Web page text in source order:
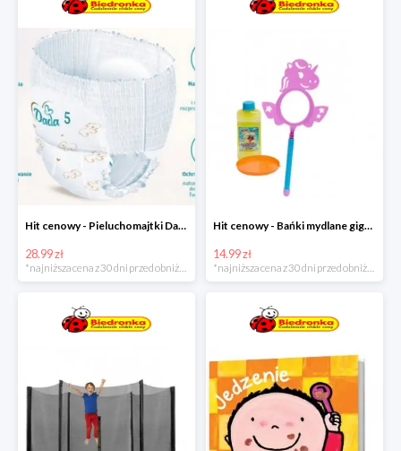
Hit cenowy - Pieluchomajtki Dada Pants
28.99 zł
Hit cenowy - Bańki mydlane gigant lub płyn uzupełniający
14.99 zł